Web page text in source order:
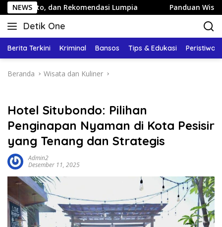
Langsung
ke
konten
NEWS Lumpia Panduan Wisata Keluarga ke
Detik One
Tajam
Fakta
Berita Terkini Kriminal Bansos Tips & Edukasi Peristiwa
Beranda Wisata dan Kuliner
Hotel Situbondo: Pilihan
Penginapan Nyaman di Kota Pesisir
yang Tenang dan Strategis
Admin2
Desember 11, 2025